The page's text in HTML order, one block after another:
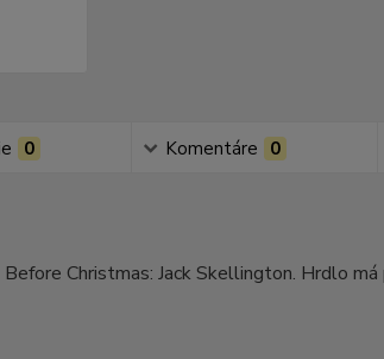
0 Komentáre 0
Christmas: Jack Skellington. Hrdlo